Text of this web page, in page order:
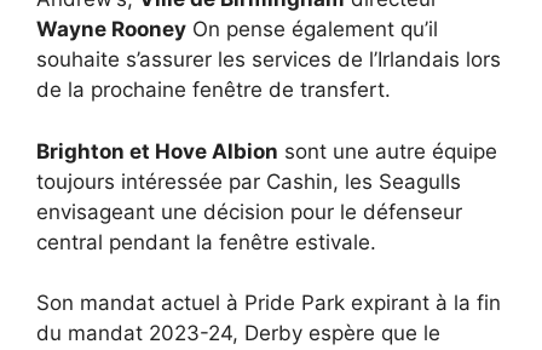
Wayne Rooney On pense également qu’il
souhaite s’assurer les services de l’Irlandais lors
de la prochaine fenêtre de transfert.
Brighton et Hove Albion sont une autre équipe
toujours intéressée par Cashin, les Seagulls
envisageant une décision pour le défenseur
central pendant la fenêtre estivale.
Son mandat actuel à Pride Park expirant à la fin
du mandat 2023-24, Derby espère que le